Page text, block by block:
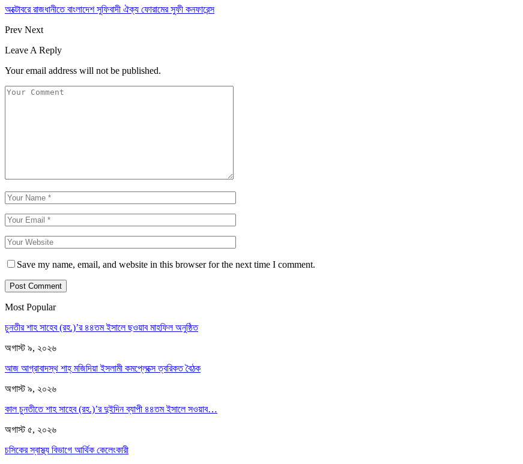
অক্টোবরে রাজধানীতে বাংলাদেশ সুফিবাদী ঐক্য ফোরামের সুফী কনফারেন্স
Prev Next
Leave A Reply
Your email address will not be published.
Save my name, email, and website in this browser for the next time I comment.
Most Popular
চুনতীর শাহ সাহেব (রহ.)’র ৪৪তম ইসালে ছওয়াব মাহফিল অনুষ্ঠিত
অগাস্ট ৯, ২০২৬
আজ আগ্রাবাদস্থ শাহ্ মজিদিয়া ইসলামী কমপ্লেক্সে ত্বরিকত বৈঠক
অগাস্ট ৯, ২০২৬
কাল চুনতীতে শাহ সাহেব (রহ.)’র দুইদিন ব্যাপী ৪৪তম ইসালে সওয়াব…
অগাস্ট ৫, ২০২৬
চসিকের স্বাস্থ্য বিভাগে আর্থিক কেলেংকারী